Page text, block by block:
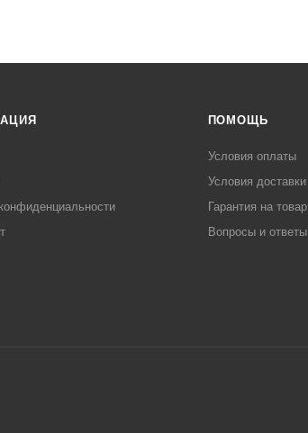
ПОМОЩЬ
Условия оплаты
Условия доставки
Гарантия на товар
Вопросы и ответы